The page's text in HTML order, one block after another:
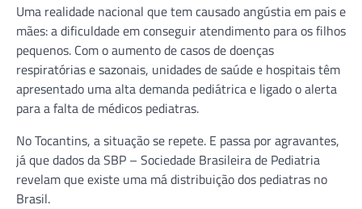
Uma realidade nacional que tem causado angústia em pais e
mães: a dificuldade em conseguir atendimento para os filhos
pequenos. Com o aumento de casos de doenças
respiratórias e sazonais, unidades de saúde e hospitais têm
apresentado uma alta demanda pediátrica e ligado o alerta
para a falta de médicos pediatras.
No Tocantins, a situação se repete. E passa por agravantes,
já que dados da SBP – Sociedade Brasileira de Pediatria
revelam que existe uma má distribuição dos pediatras no
Brasil.